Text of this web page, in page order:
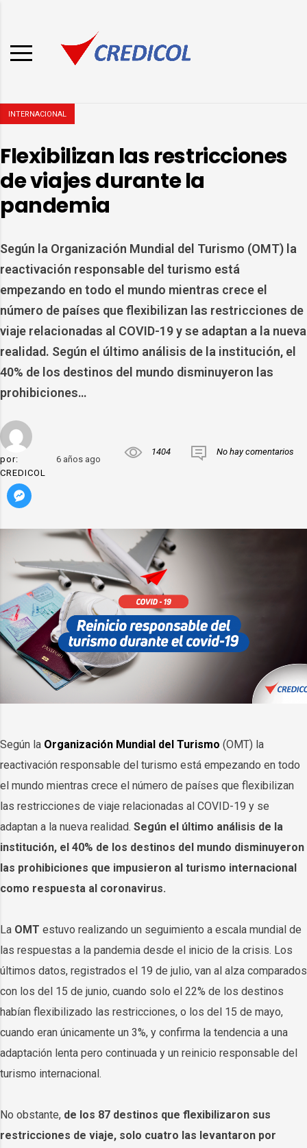
INTERNACIONAL
Flexibilizan las restricciones
de viajes durante la
pandemia
Según la Organización Mundial del Turismo (OMT) la
reactivación responsable del turismo está
empezando en todo el mundo mientras crece el
número de países que flexibilizan las restricciones de
viaje relacionadas al COVID-19 y se adaptan a la nueva
realidad. Según el último análisis de la institución, el
40% de los destinos del mundo disminuyeron las
prohibiciones…
por:
CREDICOL
6 años ago
1404 No hay comentarios
Según la Organización Mundial del Turismo (OMT) la
reactivación responsable del turismo está empezando en todo
el mundo mientras crece el número de países que flexibilizan
las restricciones de viaje relacionadas al COVID-19 y se
adaptan a la nueva realidad. Según el último análisis de la
institución, el 40% de los destinos del mundo disminuyeron
las prohibiciones que impusieron al turismo internacional
como respuesta al coronavirus.
La OMT estuvo realizando un seguimiento a escala mundial de
las respuestas a la pandemia desde el inicio de la crisis. Los
últimos datos, registrados el 19 de julio, van al alza comparados
con los del 15 de junio, cuando solo el 22% de los destinos
habían flexibilizado las restricciones, o los del 15 de mayo,
cuando eran únicamente un 3%, y confirma la tendencia a una
adaptación lenta pero continuada y un reinicio responsable del
turismo internacional.
No obstante, de los 87 destinos que flexibilizaron sus
restricciones de viaje, solo cuatro las levantaron por